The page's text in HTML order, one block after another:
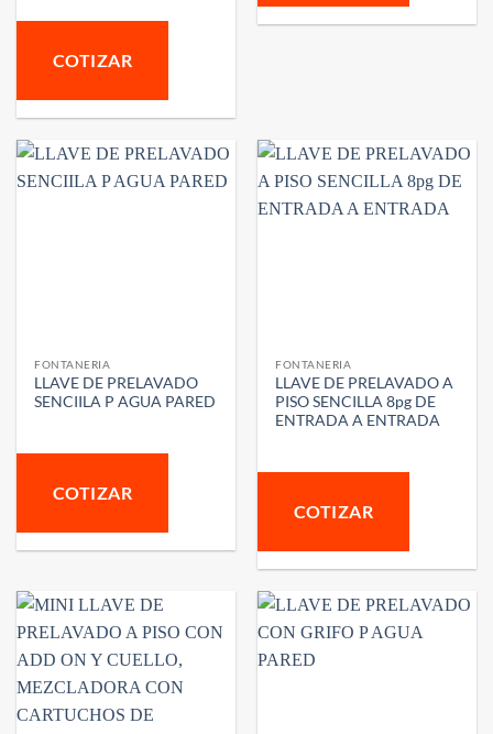
COTIZAR
FONTANERIA
LLAVE DE PRELAVADO
SENCIILA P AGUA PARED
COTIZAR
FONTANERIA
LLAVE DE PRELAVADO A
PISO SENCILLA 8pg DE
ENTRADA A ENTRADA
COTIZAR